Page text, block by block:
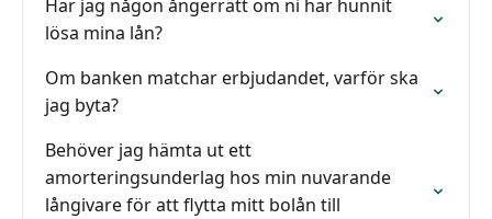
Har jag någon ångerrätt om ni har hunnit
lösa mina lån?
Om banken matchar erbjudandet, varför ska
jag byta?
Behöver jag hämta ut ett
amorteringsunderlag hos min nuvarande
långivare för att flytta mitt bolån till